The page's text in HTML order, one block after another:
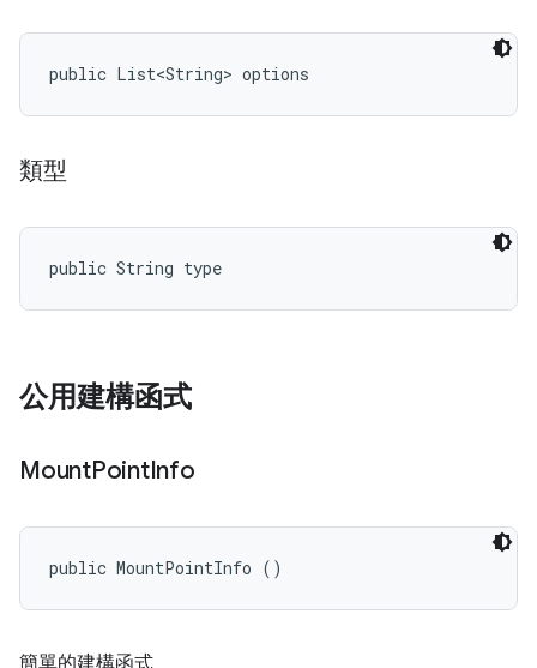
public List<String> options
類型
public String type
公用建構函式
MountPointInfo
public MountPointInfo ()
簡單的建構函式